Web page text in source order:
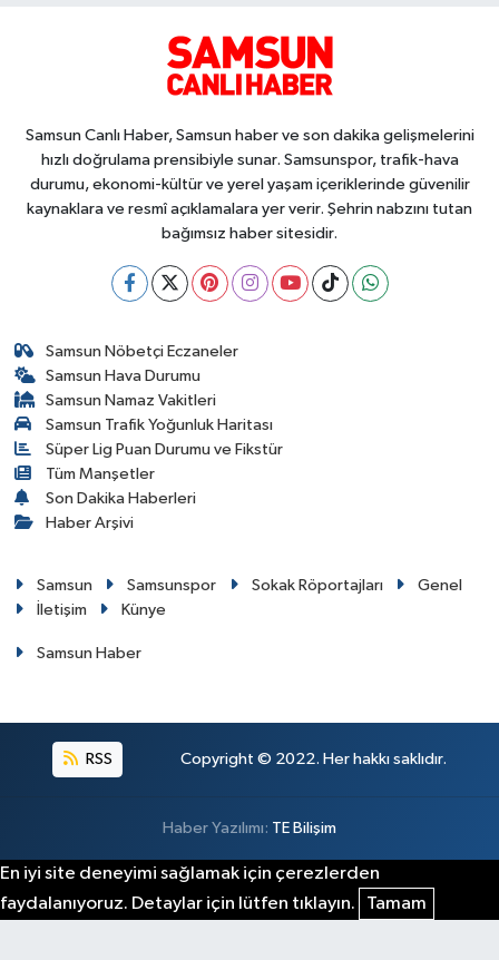
Samsun Canlı Haber, Samsun haber ve son dakika gelişmelerini
hızlı doğrulama prensibiyle sunar. Samsunspor, trafik-hava
durumu, ekonomi-kültür ve yerel yaşam içeriklerinde güvenilir
kaynaklara ve resmî açıklamalara yer verir. Şehrin nabzını tutan
bağımsız haber sitesidir.
Samsun Nöbetçi Eczaneler
Samsun Hava Durumu
Samsun Namaz Vakitleri
Samsun Trafik Yoğunluk Haritası
Süper Lig Puan Durumu ve Fikstür
Tüm Manşetler
Son Dakika Haberleri
Haber Arşivi
Samsun Samsunspor Sokak Röportajları
Genel
İletişim
Künye
Samsun Haber
RSS Copyright © 2022. Her hakkı saklıdır.
Haber Yazılımı: TE Bilişim
En iyi site deneyimi sağlamak için çerezlerden
faydalanıyoruz. Detaylar için lütfen tıklayın.
Tamam